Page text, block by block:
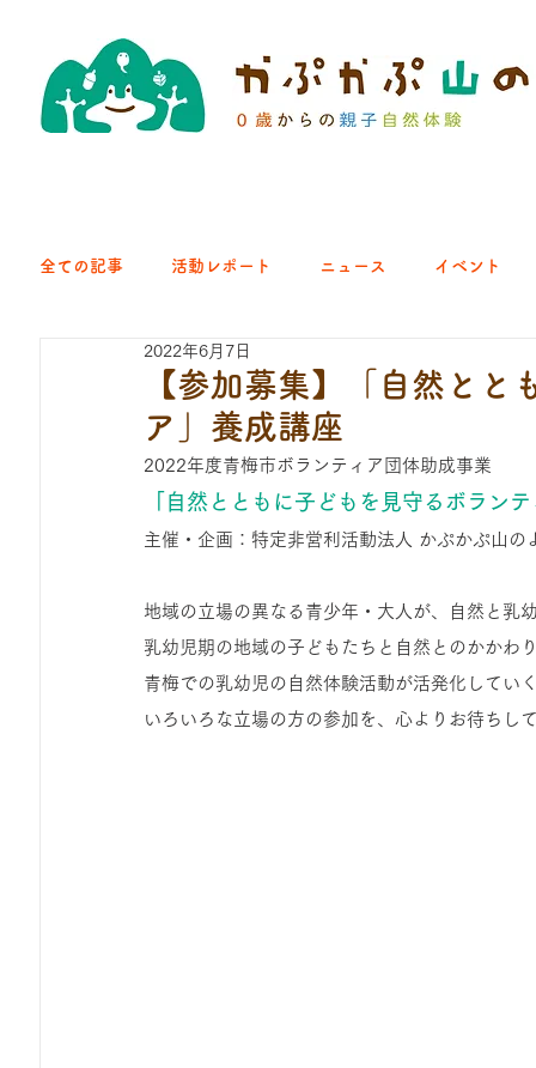
全ての記事 活動レポート ニュース イベント
クラブ｜くらす森
ひろば｜青梅はらっぱ ひろば｜あきる野どろっぱ
ひろば｜おそきっこ里山プレイパーク＆青空こども食堂
森とこどものおまつり みてみて！みんなで描いたよ
【参加募集】「自然とと
ア」養成講座
2022年6月7日
2022年度青梅市ボランティア団体助成事業
「自然とともに子どもを見守るボラン
主催・企画：特定非営利活動法人 かぷかぷ山の
地域の立場の異なる青少年・大人が、自然と乳
乳幼児期の地域の子どもたちと自然とのかかわ
青梅での乳幼児の自然体験活動が活発化してい
いろいろな立場の方の参加を、心よりお待ちし